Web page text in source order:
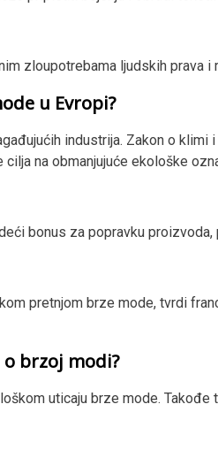
zloupotrebama ljudskih prava i
u Evropi?
industrija. Zakon o klimi
na obmanjujuće ekološke
bonus za popravku
pretnjom brze mode, tvrdi
brzoj modi?
uticaju brze mode.